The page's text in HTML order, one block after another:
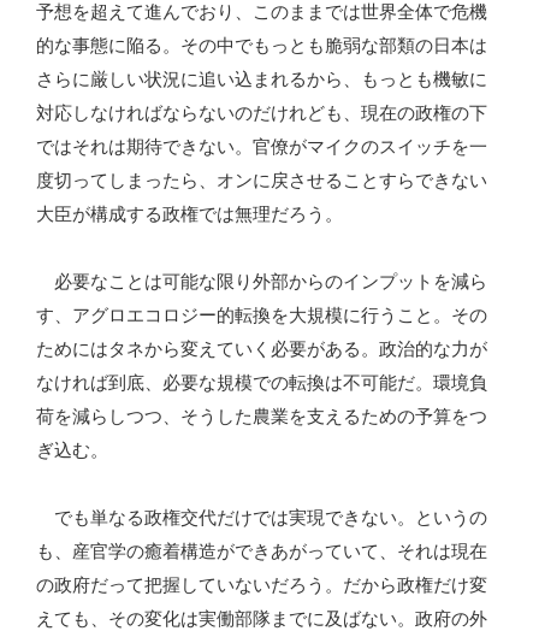
予想を超えて進んでおり、このままでは世界全体で危機
的な事態に陥る。その中でもっとも脆弱な部類の日本は
さらに厳しい状況に追い込まれるから、もっとも機敏に
対応しなければならないのだけれども、現在の政権の下
ではそれは期待できない。官僚がマイクのスイッチを一
度切ってしまったら、オンに戻させることすらできない
大臣が構成する政権では無理だろう。
必要なことは可能な限り外部からのインプットを減ら
す、アグロエコロジー的転換を大規模に行うこと。その
ためにはタネから変えていく必要がある。政治的な力が
なければ到底、必要な規模での転換は不可能だ。環境負
荷を減らしつつ、そうした農業を支えるための予算をつ
ぎ込む。
でも単なる政権交代だけでは実現できない。というの
も、産官学の癒着構造ができあがっていて、それは現在
の政府だって把握していないだろう。だから政権だけ変
えても、その変化は実働部隊までに及ばない。政府の外